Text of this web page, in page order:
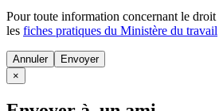
Pour toute information concernant le droit
les fiches pratiques du Ministère du travail
Annuler
×